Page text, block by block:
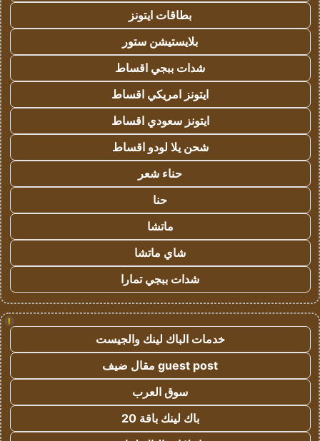
بطاقات ايتونز
بلايستيشن ستور
شدات ببجي اقساط
ايتونز امريكي اقساط
ايتونز سعودي اقساط
شحن يلا لودو اقساط
حناء شعر
حنا
ماتشا
شاي ماتشا
شدات ببجي تمارا
!
خدمات الباك لينك والجيست
guest post مقال ضيف
سوق العرب
باك لينك باقة 20